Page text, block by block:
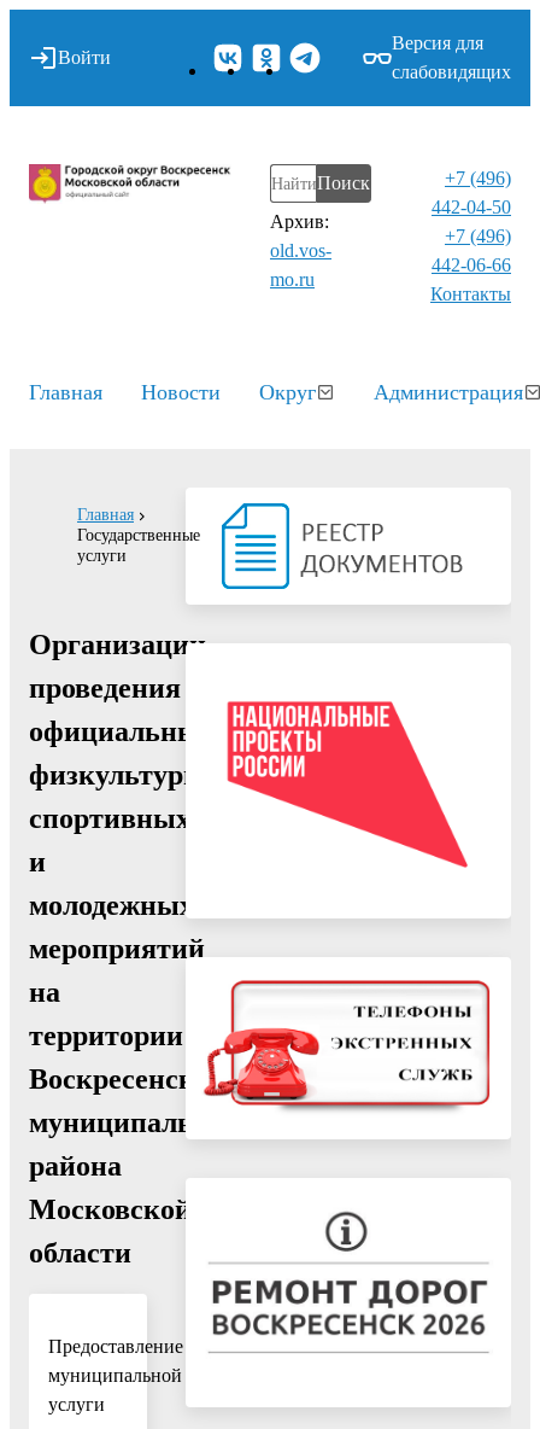
Войти
Версия для
слабовидящих
Поиск
Архив:
old.vos-
mo.ru
+7 (496)
442-04-50
+7 (496)
442-06-66
Контакты⁠
Главная Новости Округ Администрация
Главная
Государственные
услуги
Организации
проведения
официальных
физкультурных,
спортивных
и
молодежных
мероприятий
на
территории
Воскресенского
муниципального
района
Московской
области
Предоставление
муниципальной
услуги